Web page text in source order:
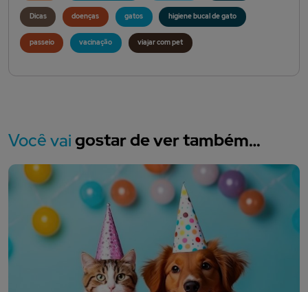
Dicas doenças gatos higiene bucal de gato
passeio vacinação viajar com pet
Você vaigostar de ver também…